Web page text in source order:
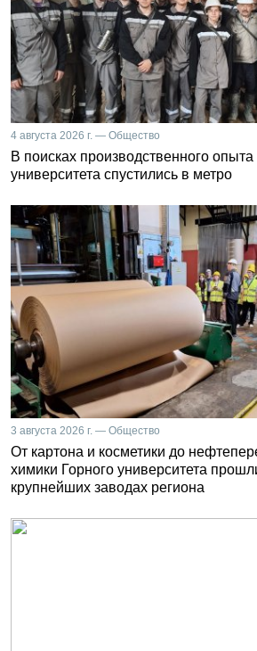
4 августа 2026 г. — Общество
В поисках производственного
университета спустились в метро
3 августа 2026 г. — Общество
От картона и косметики до
химики Горного университета
крупнейших заводах региона